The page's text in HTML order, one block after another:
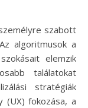
szabott
algoritmusok a
elemzik
találatokat
stratégiák
(UX) fokozása, a